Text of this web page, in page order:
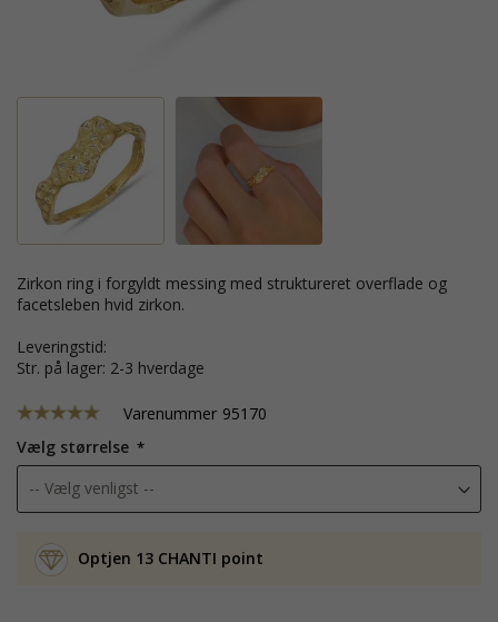
zirkon ring i forgyldt messing med struktureret overflade og
facetsleben hvid zirkon.
leveringstid:
str. på lager: 2-3 hverdage
Varenummer 95170
Vælg størrelse
Optjen 13 CHANTI point